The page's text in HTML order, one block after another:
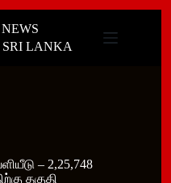
SRI LANKA
– 2,25,748
தகுதி